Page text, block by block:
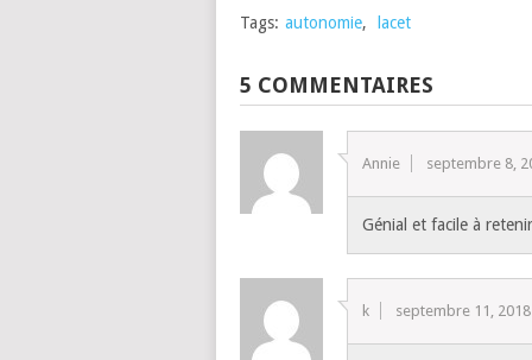
Tags: autonomie, lacet
5 COMMENTAIRES
Annie septembre 8,
Génial et facile à
k septembre 11, 2018